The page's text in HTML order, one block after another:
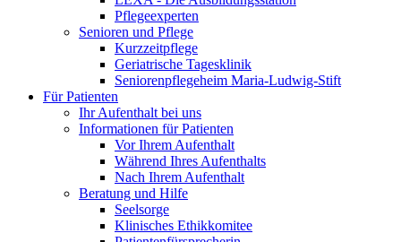
Pflegeexperten
Senioren und Pflege
Kurzzeitpflege
Geriatrische Tagesklinik
Seniorenpflegeheim Maria-Ludwig-Stift
Für Patienten
Ihr Aufenthalt bei uns
Informationen für Patienten
Vor Ihrem Aufenthalt
Während Ihres Aufenthalts
Nach Ihrem Aufenthalt
Beratung und Hilfe
Seelsorge
Klinisches Ethikkomitee